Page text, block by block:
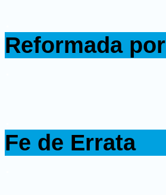
Reformada por
Fe de Errata